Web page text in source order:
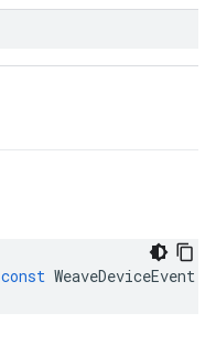
const WeaveDeviceEvent